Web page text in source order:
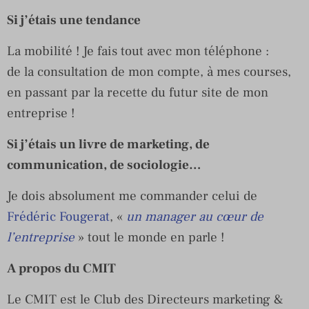
Si j’étais une tendance
La mobilité ! Je fais tout avec mon téléphone :
de la consultation de mon compte, à mes courses,
en passant par la recette du futur site de mon
entreprise !
Si j’étais un livre de marketing, de
communication, de sociologie…
Je dois absolument me commander celui de
Frédéric Fougerat, « un manager au cœur de
l’entreprise » tout le monde en parle !
A propos du CMIT
Le CMIT est le Club des Directeurs marketing &